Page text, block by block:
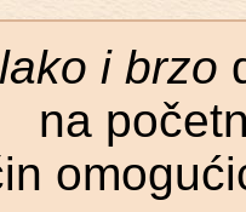
lako i brzo
na